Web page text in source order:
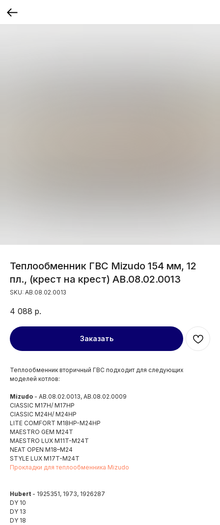
Теплообменник ГВС Mizudo 154 мм, 12
пл., (крест на крест) AB.08.02.0013
SKU: AB.08.02.0013
4 088 р.
Заказать
Теплообменник вторичный ГВС подходит для следующих
моделей котлов:
Mizudo - AB.08.02.0013, AB.08.02.0009
ClASSIC M17H/ M17HP
ClASSIC М24H/ M24HP
LITE COMFORT M18HP-М24HP
MAESTRO GEM M24T
MAESTRO LUX M11T-М24Т
NEAT OPEN M18–M24
STYLE LUX M17T-М24Т
Прокладки для теплообменника Mizudo
Hubert - 1925351, 1973, 1926287
DY 10
DY 13
DY 18